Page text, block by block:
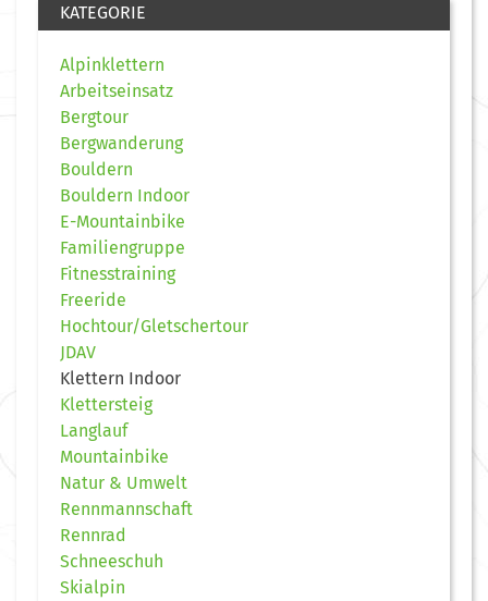
KATEGORIE
Alpinklettern
Arbeitseinsatz
Bergtour
Bergwanderung
Bouldern
Bouldern Indoor
E-Mountainbike
Familiengruppe
Fitnesstraining
Freeride
Hochtour/Gletschertour
JDAV
Klettern Indoor
Klettersteig
Langlauf
Mountainbike
Natur & Umwelt
Rennmannschaft
Rennrad
Schneeschuh
Skialpin